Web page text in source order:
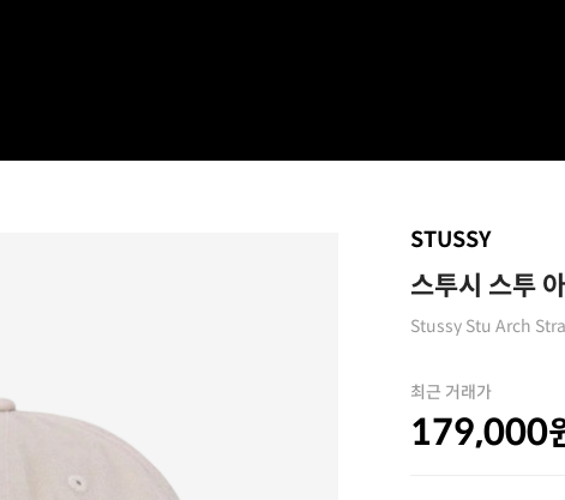
STUSSY
스투시 스투
Stussy Stu Arch
최근 거래가
179,000